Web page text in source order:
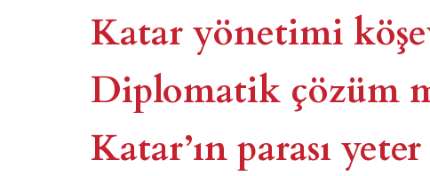
Katar yönetimi
Diplomatik çözüm
Katar’ın parası